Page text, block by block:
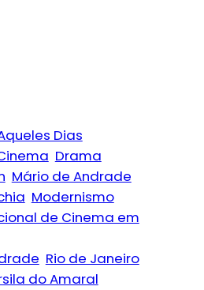
Dias
Drama
Mário de Andrade
Modernismo
de Cinema em
Rio de Janeiro
do Amaral